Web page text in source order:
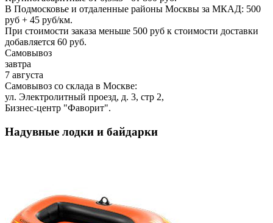
В Подмосковье и отдаленные районы Москвы за МКАД: 500
руб + 45 руб/км.
При стоимости заказа меньше 500 руб к стоимости доставки
добавляется 60 руб.
Самовывоз
завтра
7 августа
Самовывоз со склада в Москве:
ул. Электролитный проезд, д. 3, стр 2,
Бизнес-центр "Фаворит".
Надувные лодки и байдарки